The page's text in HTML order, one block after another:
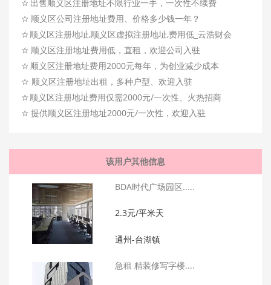
☆ 出售顺义区注册地址不限行业一手，一次性不续费
☆ 顺义区公司注册地址费用、价格多少钱一年？
☆ 顺义区注册地址,顺义区虚拟注册地址,费用低_云浩财会
☆ 顺义区注册地址费用低，直租，欢迎公司入驻
☆ 顺义区注册地址费用2000元每年，为创业减少成本
☆ 顺义区注册地址出租，多种户型、欢迎入驻
☆ 顺义区注册地址费用仅需2000元/一次性、火热招商
☆ 提供顺义区注册地址2000元/一次性，欢迎入驻
该用户其他信息
BDA时代广场园区.....
2.3元/平米天
通州-台湖镇
急租 精装修写字楼....